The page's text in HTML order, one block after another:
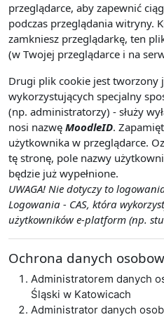
przeglądarce, aby zapewnić
podczas przeglądania witryny.
zamkniesz przeglądarkę, ten
(w Twojej przeglądarce i na
Drugi plik cookie jest tworzony
wykorzystujących specjalny
(np. administratorzy) - służy
nosi nazwę MoodleID.
użytkownika w przeglądarce.
tę stronę, pole nazwy
będzie już wypełnione.
UWAGA! Nie dotyczy to
Logowania - CAS, która
użytkowników e-platform (np.
Ochrona danych
Administratorem danych
Śląski w Katowicach
Administrator danych